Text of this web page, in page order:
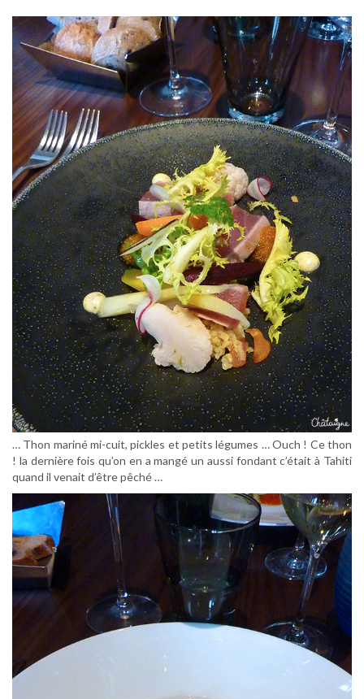
… Thon mariné mi-cuit, pickles et petits légumes … Ouch ! Ce thon
! la dernière fois qu’on en a mangé un aussi fondant c’était à Tahiti
quand il venait d’être pêché …